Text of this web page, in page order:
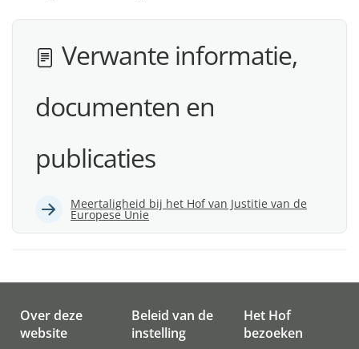
Verwante informatie,
documenten en
publicaties
Meertaligheid bij het Hof van Justitie van de
Europese Unie
Over deze
website
Beleid van de
instelling
Het Hof
bezoeken